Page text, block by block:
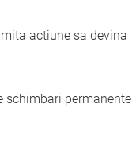
actiune sa devina
schimbari permanente